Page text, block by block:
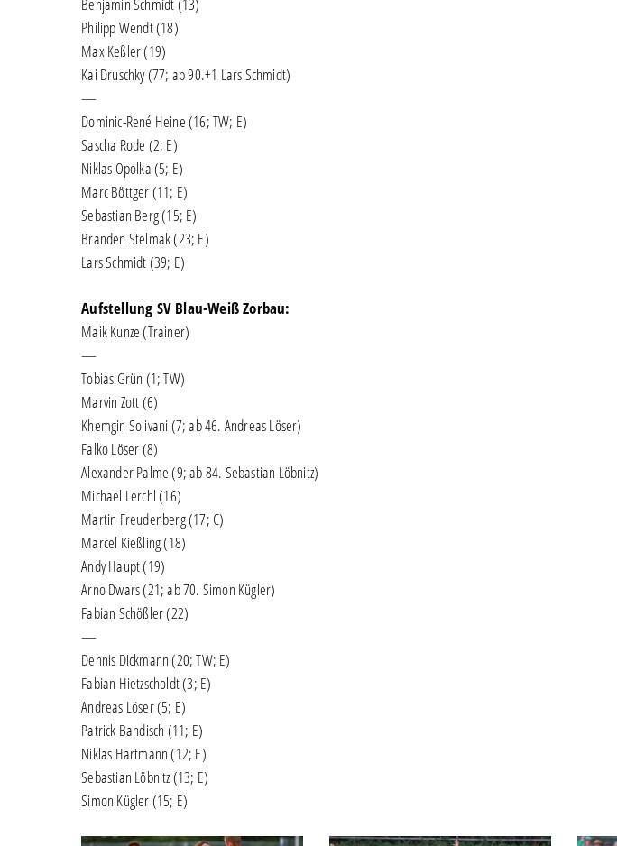
Philipp Wendt (18)
Max Keßler (19)
Kai Druschky (77; ab 90.+1 Lars Schmidt)
—
Dominic-René Heine (16; TW; E)
Sascha Rode (2; E)
Niklas Opolka (5; E)
Marc Böttger (11; E)
Sebastian Berg (15; E)
Branden Stelmak (23; E)
Lars Schmidt (39; E)
Aufstellung SV Blau-Weiß Zorbau:
Maik Kunze (Trainer)
—
Tobias Grün (1; TW)
Marvin Zott (6)
Khemgin Solivani (7; ab 46. Andreas Löser)
Falko Löser (8)
Alexander Palme (9; ab 84. Sebastian Löbnitz)
Michael Lerchl (16)
Martin Freudenberg (17; C)
Marcel Kießling (18)
Andy Haupt (19)
Arno Dwars (21; ab 70. Simon Kügler)
Fabian Schößler (22)
—
Dennis Dickmann (20; TW; E)
Fabian Hietzscholdt (3; E)
Andreas Löser (5; E)
Patrick Bandisch (11; E)
Niklas Hartmann (12; E)
Sebastian Löbnitz (13; E)
Simon Kügler (15; E)